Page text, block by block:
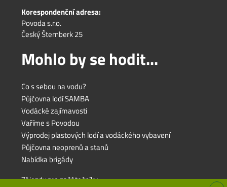
Korespondenční adresa:
Povoda s.r.o.
Český Šternberk 25
Mohlo by se hodit...
Co s sebou na vodu?
Půjčovna lodí SAMBA
Vodácké zajímavosti
Vaříme s Povodou
Výprodej plastových lodí a vodáckého vybavení
Půjčovna neoprenů a stanů
Nabídka brigády
Zájezdy pro začátečníky